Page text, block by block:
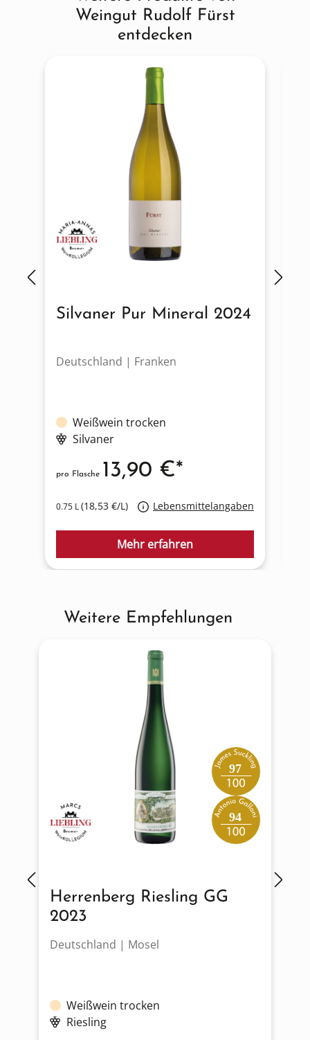
Weingut Rudolf Fürst
entdecken
Silvaner Pur Mineral 2024
Deutschland | Franken
Weißwein trocken
Silvaner
0.75 L(18,53 €/L) Lebensmittelangaben
pro Flasche 13,90 €*
Mehr erfahren
Produktgalerie überspringen
Weitere Empfehlungen
97
94
Herrenberg Riesling GG
2023
Deutschland | Mosel
Weißwein trocken
Riesling